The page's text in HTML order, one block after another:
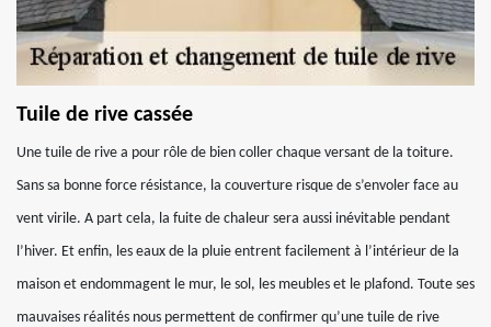
Tuile de rive cassée
Une tuile de rive a pour rôle de bien coller chaque versant de la toiture.
Sans sa bonne force résistance, la couverture risque de s’envoler face au
vent virile. A part cela, la fuite de chaleur sera aussi inévitable pendant
l’hiver. Et enfin, les eaux de la pluie entrent facilement à l’intérieur de la
maison et endommagent le mur, le sol, les meubles et le plafond. Toute ses
mauvaises réalités nous permettent de confirmer qu’une tuile de rive